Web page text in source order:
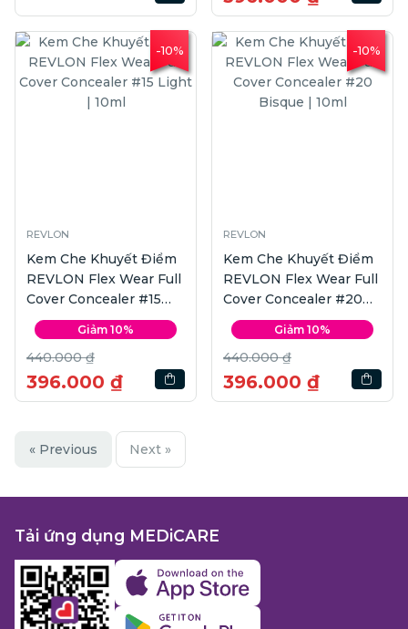
-10%
REVLON
Kem Che Khuyết Điểm
REVLON Flex Wear Full
Cover Concealer #15
Light | 10ml
Giảm 10%
440.000 ₫
396.000 ₫
-10%
REVLON
Kem Che Khuyết Điểm
REVLON Flex Wear Full
Cover Concealer #20
Bisque | 10ml
Giảm 10%
440.000 ₫
396.000 ₫
« Previous Next »
Tải ứng dụng MEDiCARE